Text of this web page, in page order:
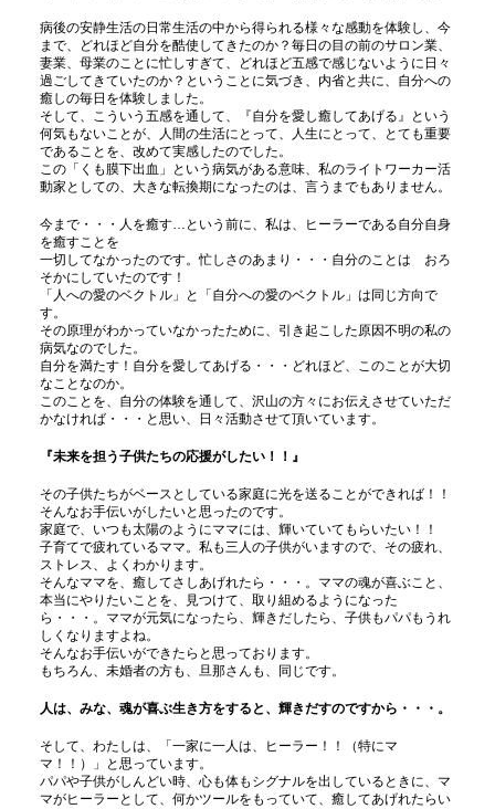
病後の安静生活の日常生活の中から得られる様々な感動を体験し、今
まで、どれほど自分を酷使してきたのか？毎日の目の前のサロン業、
妻業、母業のことに忙しすぎて、どれほど五感で感じないように日々
過ごしてきていたのか？ということに気づき、内省と共に、自分への
癒しの毎日を体験しました。
そして、こういう五感を通して、『自分を愛し癒してあげる』という
何気もないことが、人間の生活にとって、人生にとって、とても重要
であることを、改めて実感したのでした。
この「くも膜下出血」という病気がある意味、私のライトワーカー活
動家としての、大きな転換期になったのは、言うまでもありません。
今まで・・・人を癒す…という前に、私は、ヒーラーである自分自身
を癒すことを
一切してなかったのです。忙しさのあまり・・・自分のことは おろ
そかにしていたのです！
「人への愛のベクトル」と「自分への愛のベクトル」は同じ方向で
す。
その原理がわかっていなかったために、引き起こした原因不明の私の
病気なのでした。
自分を満たす！自分を愛してあげる・・・どれほど、このことが大切
なことなのか。
このことを、自分の体験を通して、沢山の方々にお伝えさせていただ
かなければ・・・と思い、日々活動させて頂いています。
『未来を担う子供たちの応援がしたい！！』
その子供たちがベースとしている家庭に光を送ることができれば！！
そんなお手伝いがしたいと思ったのです。
家庭で、いつも太陽のようにママには、輝いていてもらいたい！！
子育てで疲れているママ。私も三人の子供がいますので、その疲れ、
ストレス、よくわかります。
そんなママを、癒してさしあげれたら・・・。ママの魂が喜ぶこと、
本当にやりたいことを、見つけて、取り組めるようになった
ら・・・。ママが元気になったら、輝きだしたら、子供もパパもうれ
しくなりますよね。
そんなお手伝いができたらと思っております。
もちろん、未婚者の方も、旦那さんも、同じです。
人は、みな、魂が喜ぶ生き方をすると、輝きだすのですから・・・。
そして、わたしは、「一家に一人は、ヒーラー！！（特にマ
マ！！）」と思っています。
パパや子供がしんどい時、心も体もシグナルを出しているときに、マ
マがヒーラーとして、何かツールをもっていて、癒してあげれたらい